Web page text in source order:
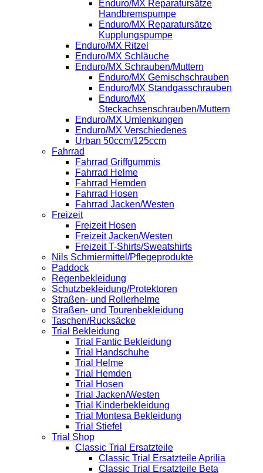
Enduro/MX Reparatursätze
Handbremspumpe
Enduro/MX Reparatursätze
Kupplungspumpe
Enduro/MX Ritzel
Enduro/MX Schläuche
Enduro/MX Schrauben/Muttern
Enduro/MX Gemischschrauben
Enduro/MX Standgasschrauben
Enduro/MX
Steckachsenschrauben/Muttern
Enduro/MX Umlenkungen
Enduro/MX Verschiedenes
Urban 50ccm/125ccm
Fahrrad
Fahrrad Griffgummis
Fahrrad Helme
Fahrrad Hemden
Fahrrad Hosen
Fahrrad Jacken/Westen
Freizeit
Freizeit Hosen
Freizeit Jacken/Westen
Freizeit T-Shirts/Sweatshirts
Nils Schmiermittel/Pflegeprodukte
Paddock
Regenbekleidung
Schutzbekleidung/Protektoren
Straßen- und Rollerhelme
Straßen- und Tourenbekleidung
Taschen/Rucksäcke
Trial Bekleidung
Trial Fantic Bekleidung
Trial Handschuhe
Trial Helme
Trial Hemden
Trial Hosen
Trial Jacken/Westen
Trial Kinderbekleidung
Trial Montesa Bekleidung
Trial Stiefel
Trial Shop
Classic Trial Ersatzteile
Classic Trial Ersatzteile Aprilia
Classic Trial Ersatzteile Beta